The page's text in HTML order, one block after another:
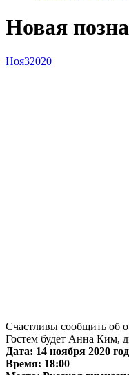
Новая
Ноя32020
Счастливы сообщить об
Гостем будет Анна Ким,
Дата: 14 ноября 2020
Время: 18:00